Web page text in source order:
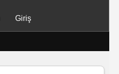
Giriş